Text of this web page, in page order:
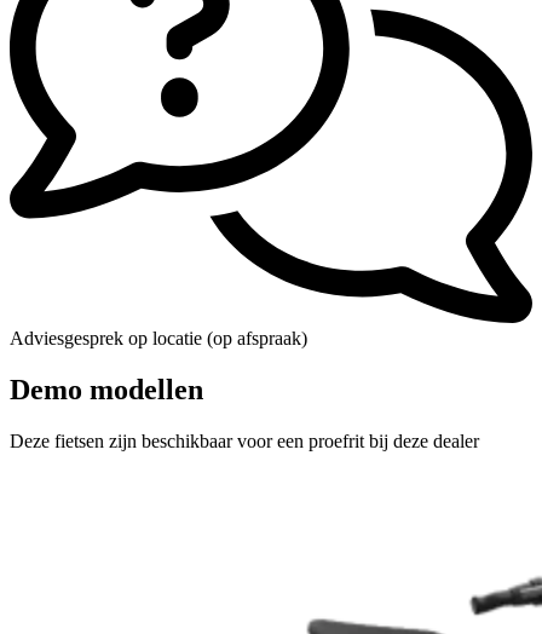
Adviesgesprek op locatie (op afspraak)
Demo modellen
Deze fietsen zijn beschikbaar voor een proefrit bij deze dealer